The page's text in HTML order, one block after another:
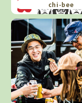
chi-bee